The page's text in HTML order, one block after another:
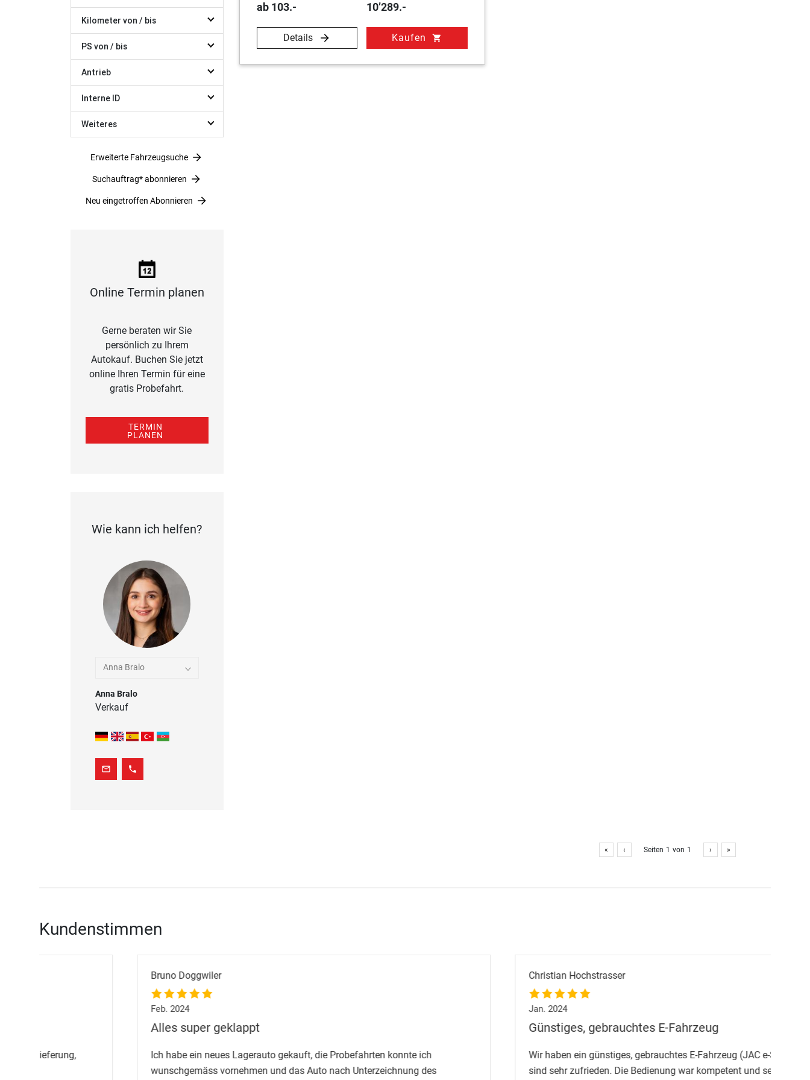
Kilometer von / bis
PS von / bis
Antrieb
Interne ID
Weiteres
Erweiterte Fahrzeugsuche
Suchauftrag* abonnieren
Neu eingetroffen Abonnieren
Online Termin planen
Gerne beraten wir Sie
persönlich zu Ihrem
Autokauf. Buchen Sie jetzt
online Ihren Termin für eine
gratis Probefahrt.
TERMIN
PLANEN
Wie kann ich helfen?
Anna Bralo
Anna Bralo
Verkauf
mail_outline phone
ab 103.- 10’289.-
Details Kaufen shopping_cart
« ‹ Seiten 1 von 1 › »
Kundenstimmen
Alles super geklappt
Ich habe ein neues Lagerauto gekauft, die Probefahrten konnte ich
wunschgemäss vornehmen und das Auto nach Unterzeichnung des
Günstiges, gebrauchtes E-Fahrzeug
Wir haben ein günstiges, gebrauchtes E-Fahrzeug (JAC e-S2) gekauft und
sind sehr zufrieden. Die Bedienung war kompetent und sehr freundlich.